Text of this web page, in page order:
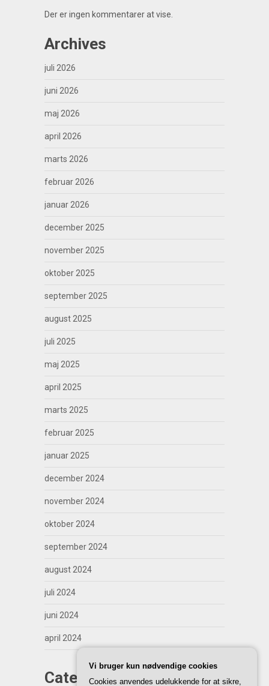
Der er ingen kommentarer at vise.
Archives
juli 2026
juni 2026
maj 2026
april 2026
marts 2026
februar 2026
januar 2026
december 2025
november 2025
oktober 2025
september 2025
august 2025
juli 2025
maj 2025
april 2025
marts 2025
februar 2025
januar 2025
december 2024
november 2024
oktober 2024
september 2024
august 2024
juli 2024
juni 2024
april 2024
Categories
Vi bruger kun nødvendige cookies
Cookies anvendes udelukkende for at sikre,